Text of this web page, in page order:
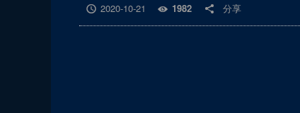
 2020-10-21  1982  分享